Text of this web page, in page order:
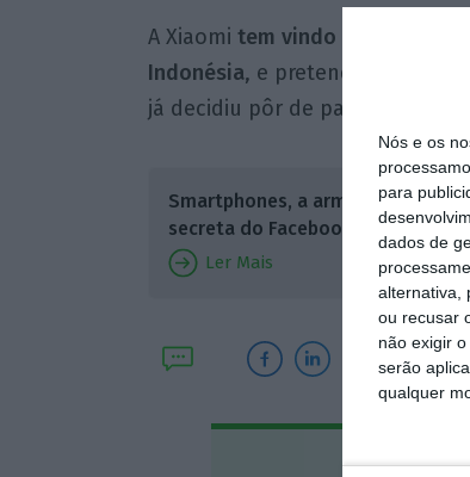
Nós e os
para
dados de
alternativa,
ou recusar
não exigir
serão
qualquer
A Xiaomi tem vindo a expandir-
Indonésia, e pretende apostar
já decidiu pôr de parte a venda
Smartphones, a arma
secreta do Facebook
Ler Mais